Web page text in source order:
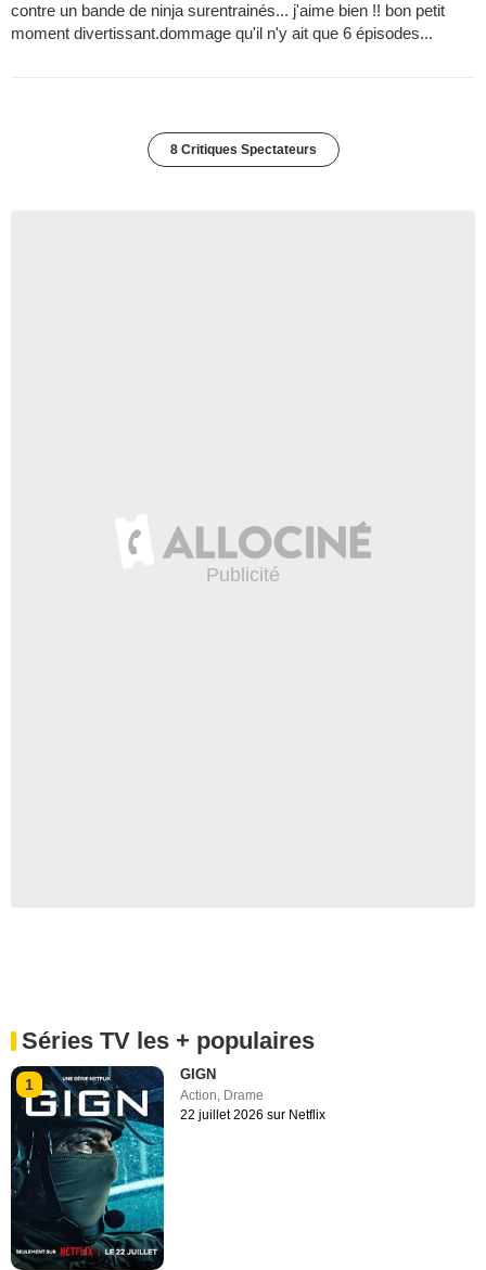
contre un bande de ninja surentrainés... j'aime bien !! bon petit
moment divertissant.dommage qu'il n'y ait que 6 épisodes...
8 Critiques Spectateurs
Séries TV les + populaires
1
GIGN
Action, Drame
22 juillet 2026 sur Netflix